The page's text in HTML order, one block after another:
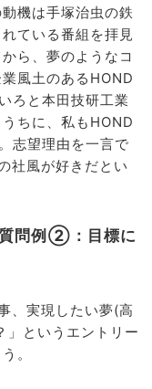
機は手塚治虫の鉄
ている番組を拝見
ら、夢のようなコ
風土のあるHOND
ろと本田技研工業
ちに、私もHOND
志望理由を一言で
社風が好きだとい
問例②：目標に
、実現したい夢(高
」というエントリー
。